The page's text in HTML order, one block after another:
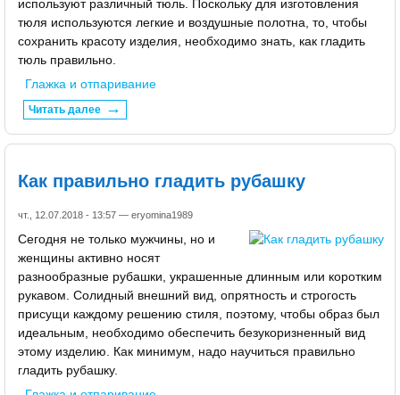
используют различный тюль. Поскольку для изготовления
тюля используются легкие и воздушные полотна, то, чтобы
сохранить красоту изделия, необходимо знать, как гладить
тюль правильно.
Глажка и отпаривание
Читать далее
Как правильно гладить рубашку
чт., 12.07.2018 - 13:57 — eryomina1989
Сегодня не только мужчины, но и
женщины активно носят
разнообразные рубашки, украшенные длинным или коротким
рукавом. Солидный внешний вид, опрятность и строгость
присущи каждому решению стиля, поэтому, чтобы образ был
идеальным, необходимо обеспечить безукоризненный вид
этому изделию. Как минимум, надо научиться правильно
гладить рубашку.